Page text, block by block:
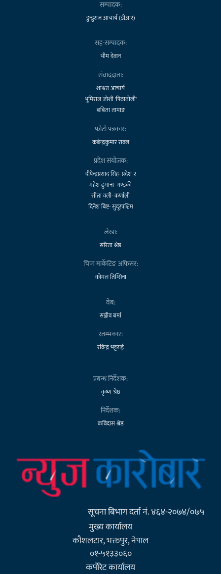
सम्पादक:
डुन्डुराज आचार्य (डीआर)
सह-सम्पादक:
भीम देवान
संवाददाता:
शाश्वत आचार्य
भूमिराज जोशी 'पिठातोली'
बबिता तामाङ
फोटो पत्रकार:
कबेन्द्रकुमार रावल
प्रदेश संयोजक:
दीपेन्द्रप्रसाद सिंह- प्रदेश २
महेश ढुंगाना- गण्डकी
सीता वली- कर्णाली
दिनेश बिष्ट- सुदूरपश्चिम
लेखा:
सरिता श्रेष्ठ
चिफ मार्केटिङ अफिसर:
कोमल तिम्सिना
वेब:
सञ्जीव बर्मा
स्तम्भकार:
रविन्द्र भट्टराई
प्रबन्ध निर्देशक:
कृष्ण श्रेष्ठ
निर्देशक:
कविदास श्रेष्ठ
सूचना बिभाग दर्ता नं. ४६४-२०७४/०७५
मुख्य कार्यालय
कौशलटार, भक्तपुर, नेपाल
०१-५१३३०६०
कर्पाेरेट कार्यालय